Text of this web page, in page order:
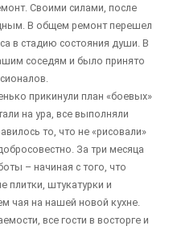
Своими силами, после
В общем ремонт перешел
в стадию состояния души. В
соседям и было принято
прикинули план «боевых»
на ура, все выполняли
то, что не «рисовали»
За три месяца
– начиная с того, что
плитки, штукатурки и
чая на нашей новой кухне.
все гости в восторге и